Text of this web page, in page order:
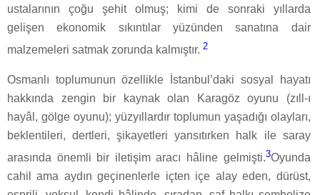
ustalarının çoğu şehit olmuş; kimi de sonraki yıllarda
gelişen ekonomik sıkıntılar yüzünden sanatına dair
malzemeleri satmak zorunda kalmıştır. 2
Osmanlı toplumunun özellikle İstanbul’daki sosyal hayatı
hakkında zengin bir kaynak olan Karagöz oyunu (zıll-ı
hayâl, gölge oyunu); yüzyıllardır toplumun yaşadığı olayları,
beklentileri, dertleri, şikayetleri yansıtırken halk ile saray
arasında önemli bir iletişim aracı hâline gelmişti.3Oyunda
cahil ama aydın geçinenlerle içten içe alay eden, dürüst,